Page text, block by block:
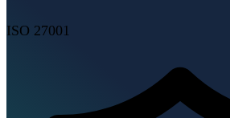
ISO 27001